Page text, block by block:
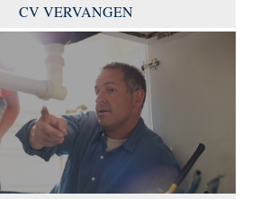
CV VERVANGEN